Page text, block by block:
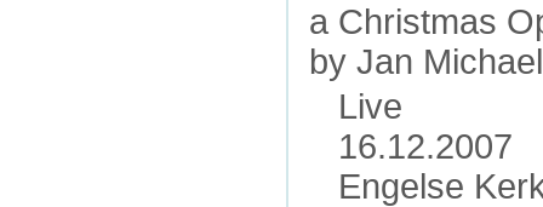
a Christmas
by Jan Michael
Live
16.12.2007
Engelse